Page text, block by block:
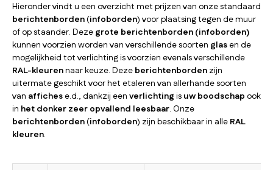
Hieronder vindt u een overzicht met prijzen van onze standaard
berichtenborden (infoborden) voor plaatsing tegen de muur
of op staander. Deze grote berichtenborden (infoborden)
kunnen voorzien worden van verschillende soorten glas en de
mogelijkheid tot verlichting is voorzien evenals verschillende
RAL-kleurennaar keuze. Deze berichtenborden zijn
uitermate geschikt voor het etaleren van allerhande soorten
van affiches e.d., dankzij een verlichting is uw boodschap ook
in het donker zeer opvallend leesbaar. Onze
berichtenborden (infoborden) zijn beschikbaar in alle RAL
kleuren.